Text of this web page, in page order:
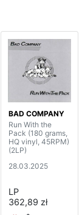
BAD COMPANY
Run With the
Pack (180 grams,
HQ vinyl, 45RPM)
(2LP)
28.03.2025
LP
362,89 zł